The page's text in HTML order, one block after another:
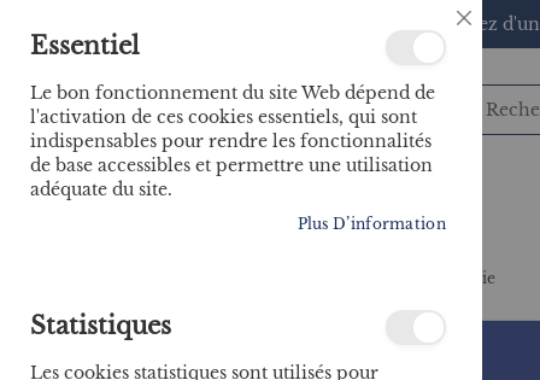
🚚 Bénéficiez
Guide Imray - Maroc, Algérie et Tunisie
Skip
Close
Cookie
Essentiel
Le bon fonctionnement du site Web dépend de
l'activation de ces cookies essentiels, qui sont
indispensables pour rendre les fonctionnalités
de base accessibles et permettre une utilisation
adéquate du site.
Plus D’information
Statistiques
Les cookies statistiques sont utilisés pour